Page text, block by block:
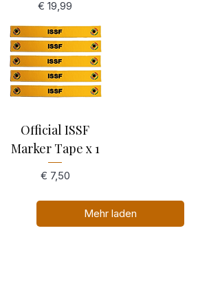
Preis
€ 19,99
Official ISSF
Marker Tape x 1
Preis
€ 7,50
Mehr laden